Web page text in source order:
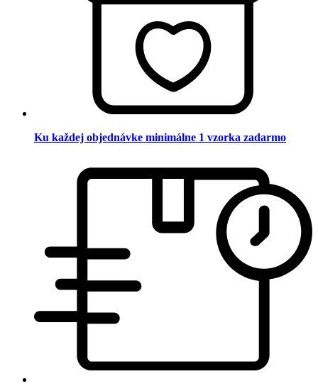
Ku každej objednávke minimálne 1 vzorka zadarmo